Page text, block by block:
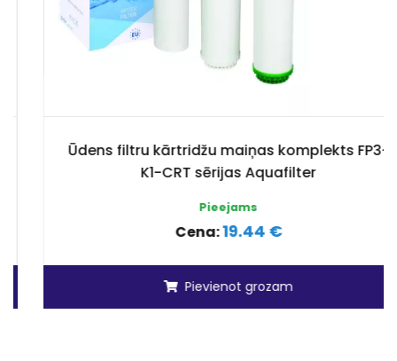
Ūdens filtru kārtridžu maiņas komplekts FP3-
K1-CRT sērijas Aquafilter
Pieejams
Cena:19.44 €
Pievienot grozam